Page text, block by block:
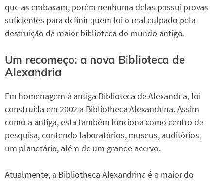
que as embasam, porém nenhuma delas possui provas
suficientes para definir quem foi o real culpado pela
destruição da maior biblioteca do mundo antigo.
Um recomeço: a nova Biblioteca de
Alexandria
Em homenagem à antiga Biblioteca de Alexandria, foi
construída em 2002 a Bibliotheca Alexandrina. Assim
como a antiga, esta também funciona como centro de
pesquisa, contendo laboratórios, museus, auditórios,
um planetário, além de um grande acervo.
Atualmente, a Bibliotheca Alexandrina é a maior do